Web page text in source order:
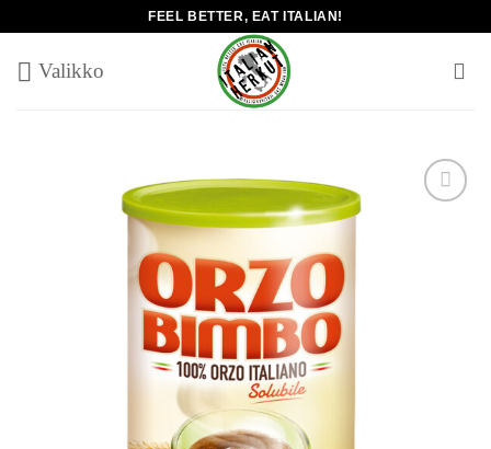
content
FEEL BETTER, EAT ITALIAN!